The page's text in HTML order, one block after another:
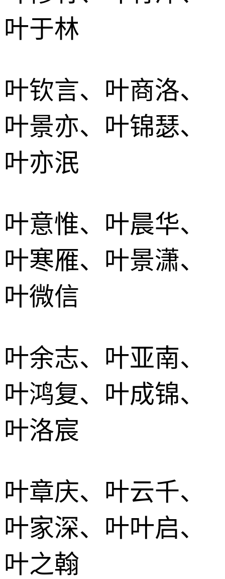
叶于林
叶钦言、叶商洛、
叶景亦、叶锦瑟、
叶亦泯
叶意惟、叶晨华、
叶寒雁、叶景潇、
叶微信
叶余志、叶亚南、
叶鸿复、叶成锦、
叶洛宸
叶章庆、叶云千、
叶家深、叶叶启、
叶之翰